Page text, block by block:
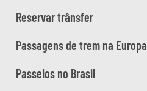
Reservar trânsfer
Passagens de trem na Europa
Passeios no Brasil